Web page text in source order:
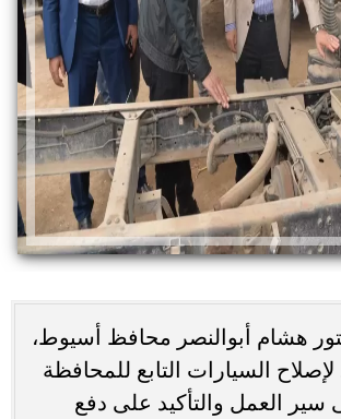
هشام أبوالنصر محافظ أسيوط،
السيارات التابع للمحافظة
سير العمل والتأكيد على دفع